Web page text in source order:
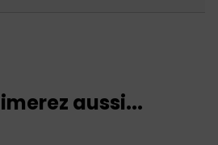
11 g)
g (dont sucres 38 g)
aussi...